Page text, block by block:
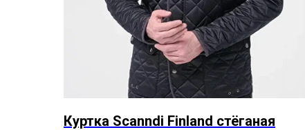
Куртка Scanndi Finland стёганая